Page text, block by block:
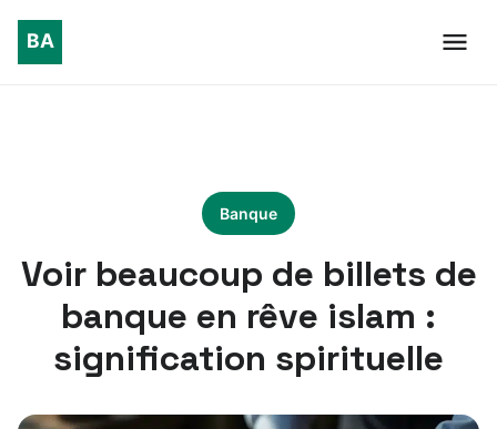
Banque
Voir beaucoup de billets de
banque en rêve islam :
signification spirituelle